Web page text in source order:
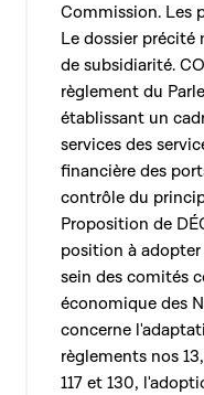
Commission. Les
Le dossier précité
de subsidiarité.
règlement du
établissant un
services des
financière des
contrôle du
Proposition de
position à
sein des comités
économique des
concerne
règlements nos
117 et 130,